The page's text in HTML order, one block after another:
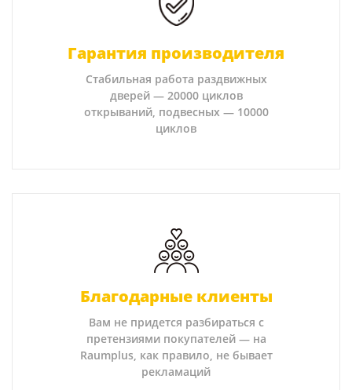
Гарантия производителя
Стабильная работа раздвижных
дверей — 20000 циклов
открываний, подвесных — 10000
циклов
Благодарные клиенты
Вам не придется разбираться с
претензиями покупателей — на
Raumplus, как правило, не бывает
рекламаций